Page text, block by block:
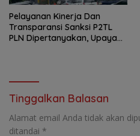
Pelayanan Kinerja Dan
Transparansi Sanksi P2TL
PLN Dipertanyakan, Upaya
Tinggalkan Balasan
Alamat email Anda tidak akan
ditandai *